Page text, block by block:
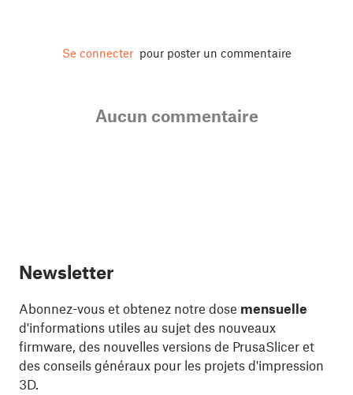
Se connecter pour poster un commentaire
Aucun commentaire
Newsletter
Abonnez-vous et obtenez notre dose mensuelle
d'informations utiles au sujet des nouveaux
firmware, des nouvelles versions de PrusaSlicer et
des conseils généraux pour les projets d'impression
3D.